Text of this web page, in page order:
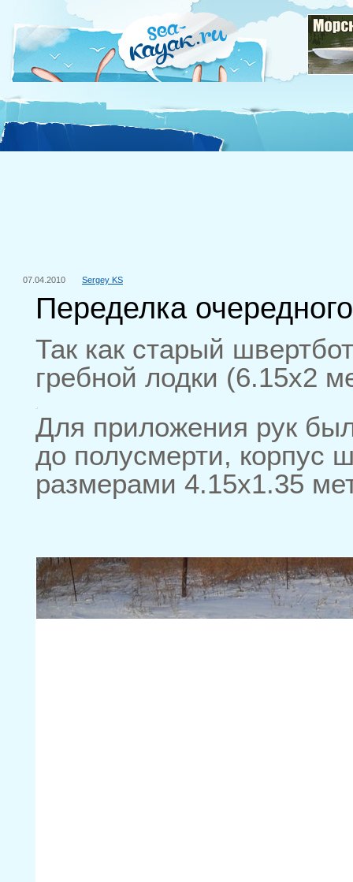
07.04.2010 Sergey KS
Переделка
Так как старый
гребной лодки (6.15х2
Для приложения рук
до полусмерти, корпус
размерами 4.15х1.35